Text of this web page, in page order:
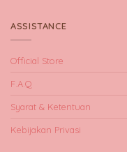
ASSISTANCE
Official Store
F.A.Q
Syarat & Ketentuan
Kebijakan Privasi